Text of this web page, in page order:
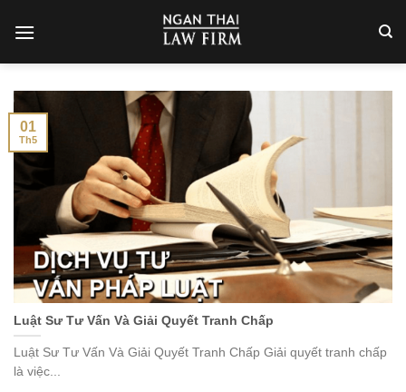
Luật Sư Tư Vấn Và Giải Quyết Tranh Chấp
Luật Sư Tư Vấn Và Giải Quyết Tranh Chấp Giải quyết tranh chấp
là việc...
01
Th5